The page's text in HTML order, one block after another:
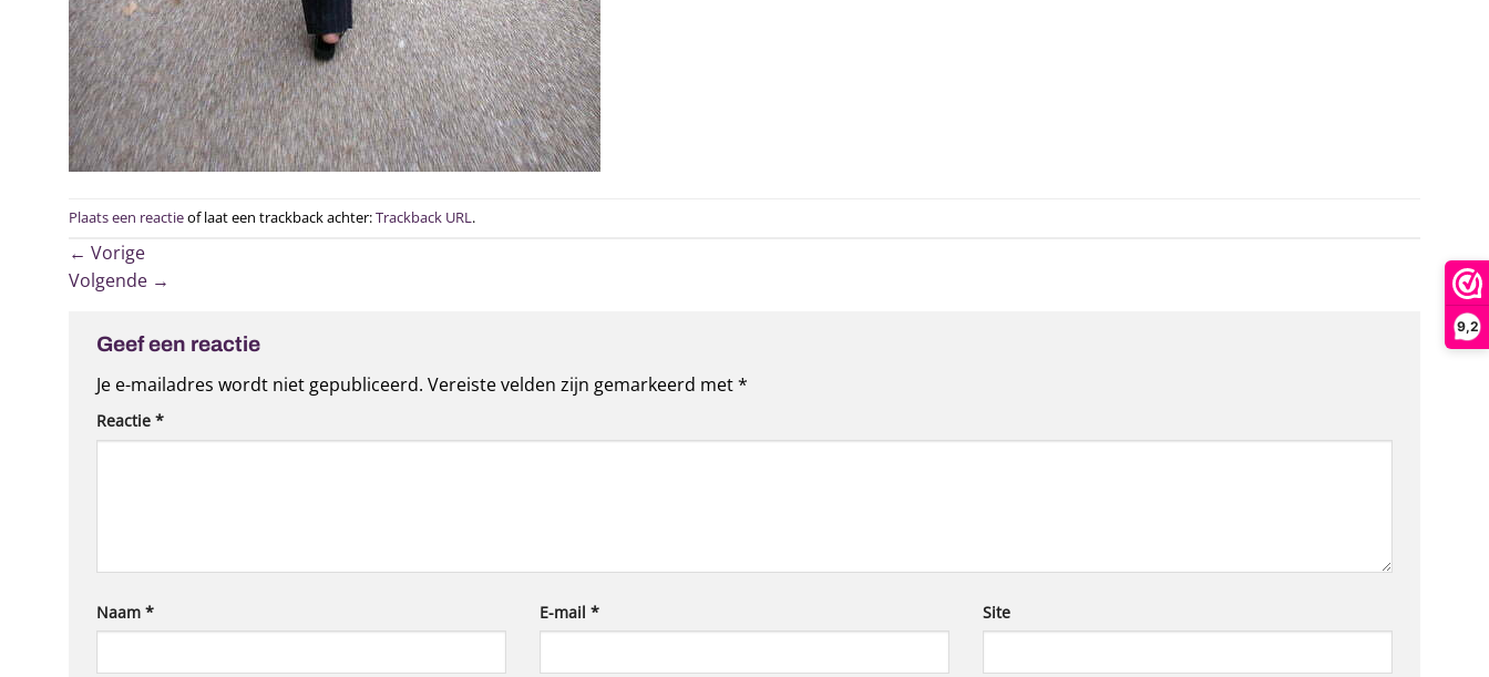
9,2
Plaats een reactieof laat een trackback achter:Trackback URL.
← Vorige
Volgende →
Geef een reactie
Je e-mailadres wordt niet gepubliceerd. Vereiste velden zijn gemarkeerd met*
Reactie *
Naam * E-mail * Site